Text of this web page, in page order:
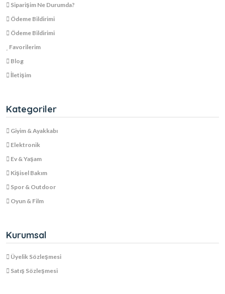
Siparişim Ne Durumda?
Ödeme Bildirimi
Ödeme Bildirimi
Favorilerim
Blog
İletişim
Kategoriler
Giyim & Ayakkabı
Elektronik
Ev & Yaşam
Kişisel Bakım
Spor & Outdoor
Oyun & Film
Kurumsal
Üyelik Sözleşmesi
Satış Sözleşmesi